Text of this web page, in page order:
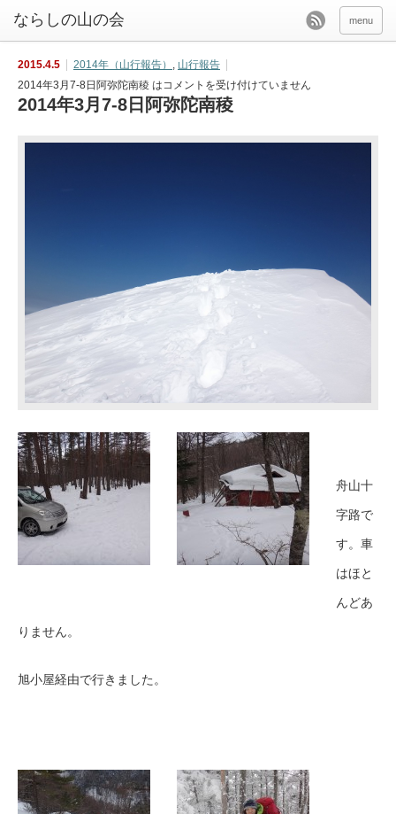
menu
2015.4.5 2014年（山行報告） , 山行報告
2014年3月7-8日阿弥陀南稜 はコメントを受け付けていません
2014年3月7-8日阿弥陀南稜
舟山十
字路で
す。車
はほと
んどあ
りません。
旭小屋経由で行きました。